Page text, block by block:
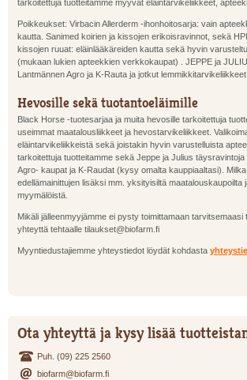
tarkoitettuja tuotteitamme myyvät eläintarvikeliikkeet,
Poikkeukset: Virbacin Allerderm -ihonhoitosarja: vain
kautta. Sanimed koirien ja kissojen erikoisravinnot, sekä
kissojen ruuat: eläinlääkäreiden kautta sekä hyvin
(mukaan lukien apteekkien verkkokaupat) . JEPPE ja
Lantmännen Agro ja K-Rauta ja jotkut lemmikkitarvikeliikkeet.
Hevosille sekä tuotantoeläimille
Black Horse -tuotesarjaa ja muita hevosille tarkoitettuja
useimmat maatalousliikkeet ja hevostarvikeliikkeet.
eläintarvikeliikkeistä sekä joistakin hyvin varustelluista
tarkoitettuja tuotteitamme sekä Jeppe ja Julius
Agro- kaupat ja K-Raudat (kysy omalta kauppiaaltasi).
edellämainittujen lisäksi mm. yksityisiltä maatalouskaupoilta
myymälöistä.
Mikäli jälleenmyyjämme ei pysty toimittamaan tarvitsemaasi
yhteyttä tehtaalle tilaukset@biofarm.fi
Myyntiedustajiemme yhteystiedot löydät kohdasta
Ota yhteyttä ja kysy lisää
Puh. (09) 225 2560
biofarm@biofarm.fi